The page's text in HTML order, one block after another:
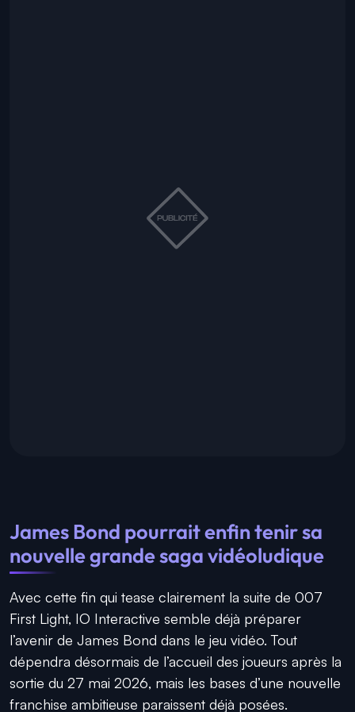
James Bond pourrait enfin tenir sa
nouvelle grande saga vidéoludique
Avec cette fin qui tease clairement la suite de 007
First Light, IO Interactive semble déjà préparer
l’avenir de James Bond dans le jeu vidéo. Tout
dépendra désormais de l’accueil des joueurs après la
sortie du 27 mai 2026, mais les bases d’une nouvelle
franchise ambitieuse paraissent déjà posées.